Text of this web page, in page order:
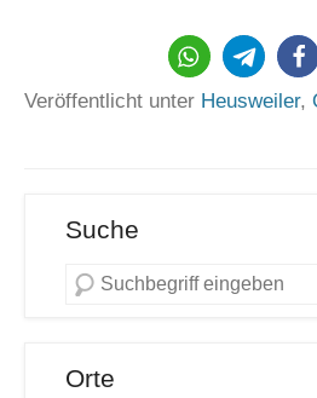
198
Veröffentlicht unter Heusweiler,
Suche
Orte